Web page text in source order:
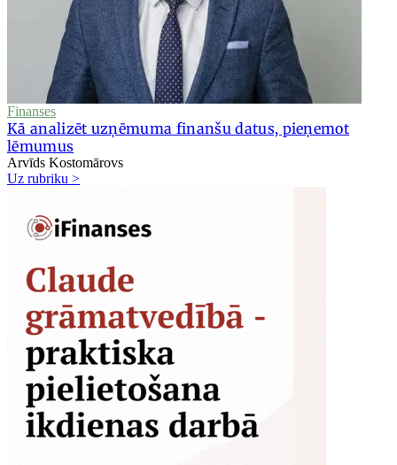
Finanses
Kā analizēt uzņēmuma finanšu datus, pieņemot
lēmumus
Arvīds Kostomārovs
Uz rubriku >